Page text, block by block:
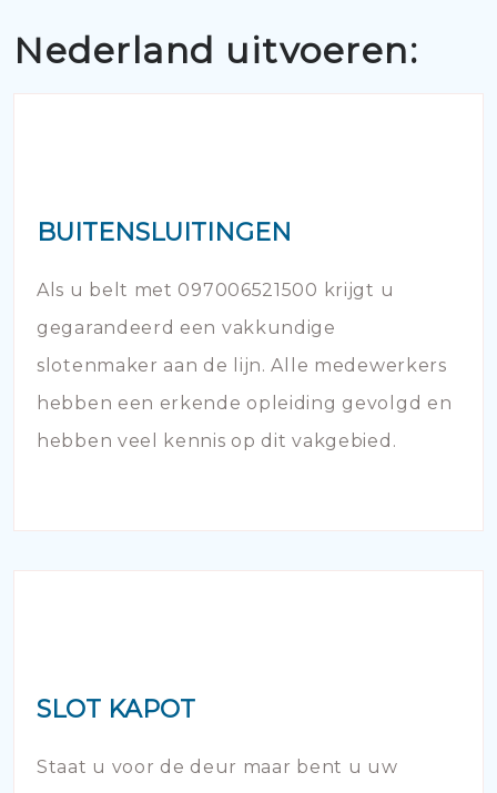
Nederland uitvoeren:
BUITENSLUITINGEN
Als u belt met 097006521500 krijgt u
gegarandeerd een vakkundige
slotenmaker aan de lijn. Alle medewerkers
hebben een erkende opleiding gevolgd en
hebben veel kennis op dit vakgebied.
SLOT KAPOT
Staat u voor de deur maar bent u uw